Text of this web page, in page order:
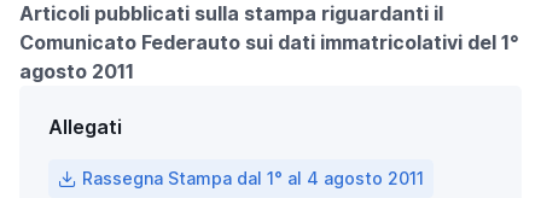
Articoli pubblicati sulla stampa riguardanti il
Comunicato Federauto sui dati immatricolativi del 1°
agosto 2011
Allegati
Rassegna Stampa dal 1° al 4 agosto 2011